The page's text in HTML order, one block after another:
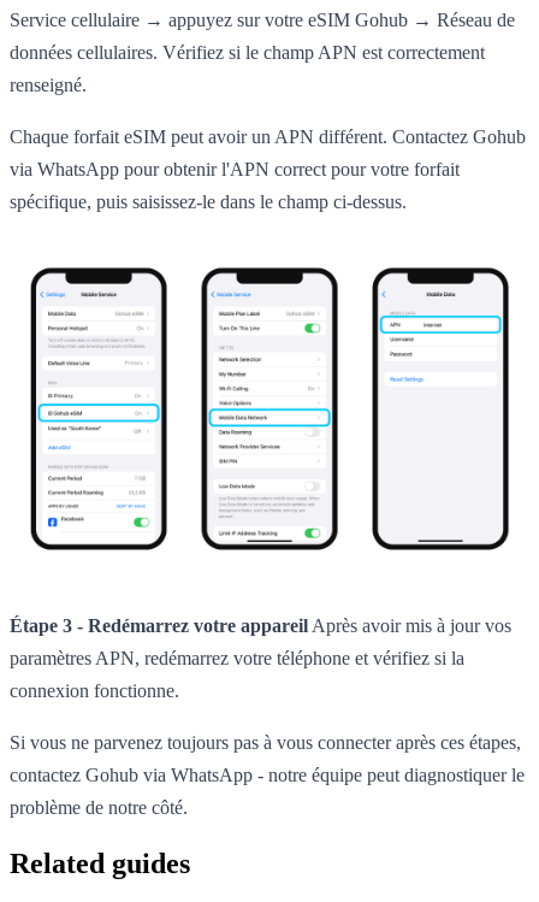
Service cellulaire → appuyez sur votre eSIM Gohub → Réseau de
données cellulaires. Vérifiez si le champ APN est correctement
renseigné.
Chaque forfait eSIM peut avoir un APN différent. Contactez Gohub
via WhatsApp pour obtenir l'APN correct pour votre forfait
spécifique, puis saisissez-le dans le champ ci-dessus.
Étape 3 - Redémarrez votre appareil Après avoir mis à jour vos
paramètres APN, redémarrez votre téléphone et vérifiez si la
connexion fonctionne.
Si vous ne parvenez toujours pas à vous connecter après ces étapes,
contactez Gohub via WhatsApp - notre équipe peut diagnostiquer le
problème de notre côté.
Related guides